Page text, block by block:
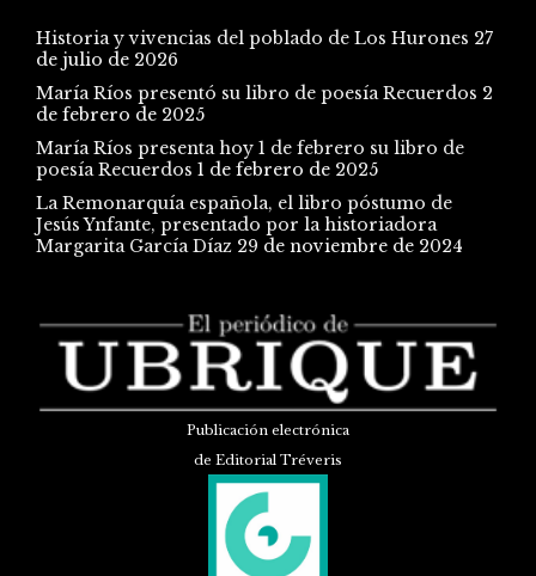
Historia y vivencias del poblado de Los Hurones 27
de julio de 2026
María Ríos presentó su libro de poesía Recuerdos 2
de febrero de 2025
María Ríos presenta hoy 1 de febrero su libro de
poesía Recuerdos 1 de febrero de 2025
La Remonarquía española, el libro póstumo de
Jesús Ynfante, presentado por la historiadora
Margarita García Díaz 29 de noviembre de 2024
Publicación electrónica
de Editorial Tréveris